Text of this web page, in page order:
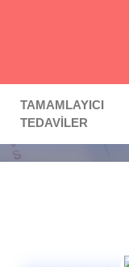
TAMAMLAYICI
TEDAVİLER